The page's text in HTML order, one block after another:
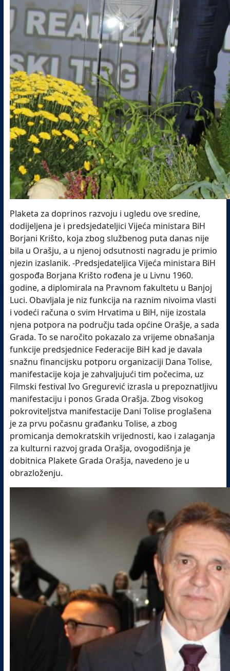
Plaketa za doprinos razvoju i ugledu ove sredine,
dodijeljena je i predsjedateljici Vijeća ministara BiH
Borjani Krišto, koja zbog službenog puta danas nije
bila u Orašju, a u njenoj odsutnosti nagradu je primio
njezin izaslanik. -Predsjedateljica Vijeća ministara BiH
gospođa Borjana Krišto rođena je u Livnu 1960.
godine, a diplomirala na Pravnom fakultetu u Banjoj
Luci. Obavljala je niz funkcija na raznim nivoima vlasti
i vodeći računa o svim Hrvatima u BiH, nije izostala
njena potpora na području tada općine Orašje, a sada
Grada. To se naročito pokazalo za vrijeme obnašanja
funkcije predsjednice Federacije BiH kad je davala
snažnu financijsku potporu organizaciji Dana Tolise,
manifestacije koja je zahvaljujući tim počecima, uz
Filmski festival Ivo Gregurević izrasla u prepoznatljivu
manifestaciju i ponos Grada Orašja. Zbog visokog
pokroviteljstva manifestacije Dani Tolise proglašena
je za prvu počasnu građanku Tolise, a zbog
promicanja demokratskih vrijednosti, kao i zalaganja
za kulturni razvoj grada Orašja, ovogodišnja je
dobitnica Plakete Grada Orašja, navedeno je u
obrazloženju.